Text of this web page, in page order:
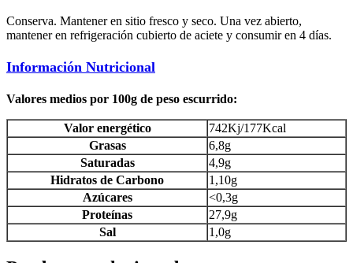
Conserva. Mantener en sitio fresco y seco. Una vez abierto,
mantener en refrigeración cubierto de aciete y consumir en 4 días.
Información Nutricional
Valores medios por 100g de peso escurrido:
Valor energético
742Kj/177Kcal
Grasas
6,8g
Saturadas
4,9g
Hidratos de Carbono
1,10g
Azúcares
<0,3g
Proteínas
27,9g
Sal
1,0g